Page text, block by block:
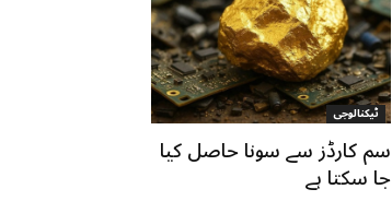
ٹیکنالوجی
سم کارڈز سے سونا حاصل کیا
جا سکتا ہے